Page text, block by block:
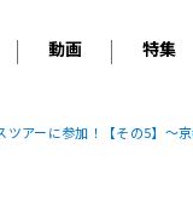
アウディ
動画
オリジナル動画
特集
2026
アーに参加！【その5】～